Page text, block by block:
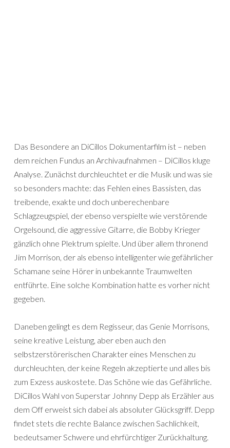
Das Besondere an DiCillos Dokumentarfilm ist – neben
dem reichen Fundus an Archivaufnahmen – DiCillos kluge
Analyse. Zunächst durchleuchtet er die Musik und was sie
so besonders machte: das Fehlen eines Bassisten, das
treibende, exakte und doch unberechenbare
Schlagzeugspiel, der ebenso verspielte wie verstörende
Orgelsound, die aggressive Gitarre, die Bobby Krieger
gänzlich ohne Plektrum spielte. Und über allem thronend
Jim Morrison, der als ebenso intelligenter wie gefährlicher
Schamane seine Hörer in unbekannte Traumwelten
entführte. Eine solche Kombination hatte es vorher nicht
gegeben.
Daneben gelingt es dem Regisseur, das Genie Morrisons,
seine kreative Leistung, aber eben auch den
selbstzerstörerischen Charakter eines Menschen zu
durchleuchten, der keine Regeln akzeptierte und alles bis
zum Exzess auskostete. Das Schöne wie das Gefährliche.
DiCillos Wahl von Superstar Johnny Depp als Erzähler aus
dem Off erweist sich dabei als absoluter Glücksgriff. Depp
findet stets die rechte Balance zwischen Sachlichkeit,
bedeutsamer Schwere und ehrfürchtiger Zurückhaltung.